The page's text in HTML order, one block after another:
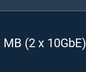
(2 x 10GbE)